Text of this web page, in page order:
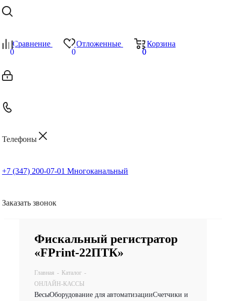
Сравнение
0
Отложенные
0
Корзина
0
0
Телефоны
+7 (347) 200-07-01 Многоканальный
Заказать звонок
Фискальный регистратор
«FPrint-22ПТК»
Главная - Каталог -
ОНЛАЙН-КАССЫ
ВесыОборудование для автоматизацииСчетчики и